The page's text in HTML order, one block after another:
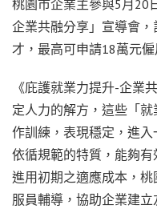
桃園市企業主參與5月20
企業共融分享」宣導會
才，最高可申請18萬元
《庇護就業力提升-企業
定人力的解方，這些「
作訓練，表現穩定，進
依循規範的特質，能夠
進用初期之適應成本，
服員輔導，協助企業建立